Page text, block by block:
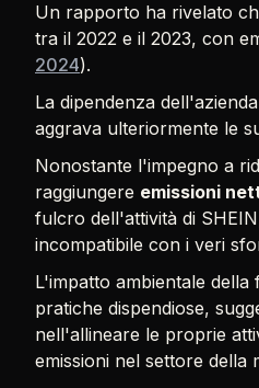
Un rapporto ha rivelato
tra il 2022 e il 2023, con
2024).
La dipendenza
aggrava ulteriormente le
Nonostante l'impegno a
raggiungere emissioni
fulcro dell'attività di
incompatibile con i veri
L'impatto ambientale
pratiche dispendiose,
nell'allineare le proprie
emissioni nel settore della